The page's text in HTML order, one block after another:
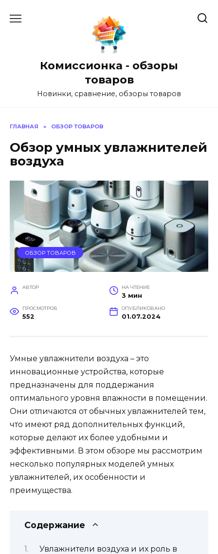
Комиссионка - обзоры
товаров
Новинки, сравнение, обзоры товаров
ГЛАВНАЯ » ОБЗОР ТОВАРОВ
Обзор умных увлажнителей
воздуха
ОБЗОР ТОВАРОВ
АВТОР НА ЧТЕНИЕ
3 мин
ПРОСМОТРОВ
552
ОПУБЛИКОВАНО
01.07.2024
Умные увлажнители воздуха – это
инновационные устройства, которые
предназначены для поддержания
оптимального уровня влажности в помещении.
Они отличаются от обычных увлажнителей тем,
что имеют ряд дополнительных функций,
которые делают их более удобными и
эффективными. В этом обзоре мы рассмотрим
несколько популярных моделей умных
увлажнителей, их особенности и
преимущества.
Содержание
Увлажнители воздуха и их роль в